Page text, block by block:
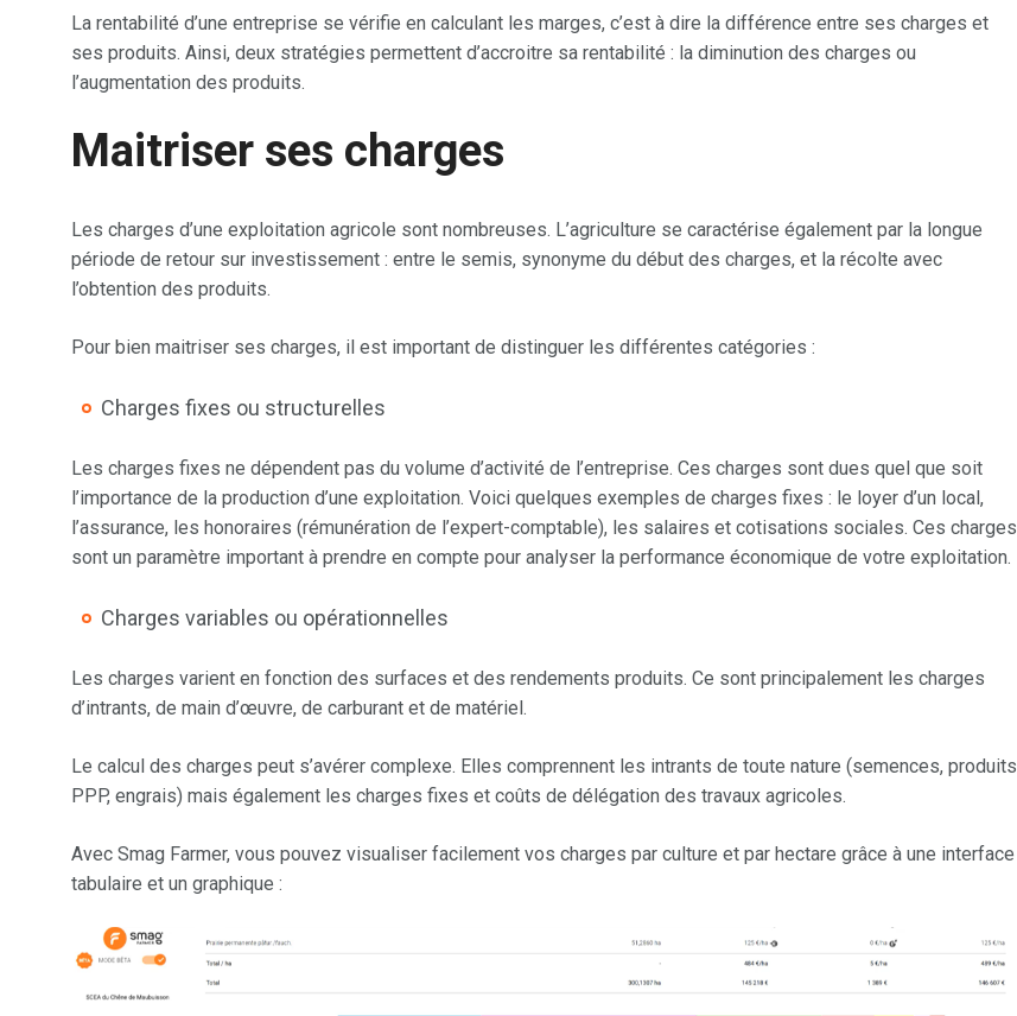
La rentabilité d’une entreprise se vérifie en calculant les marges, c’est à dire la différence entre ses charges et
ses produits. Ainsi, deux stratégies permettent d’accroitre sa rentabilité : la diminution des charges ou
l’augmentation des produits.
Maitriser ses charges
Les charges d’une exploitation agricole sont nombreuses. L’agriculture se caractérise également par la longue
période de retour sur investissement : entre le semis, synonyme du début des charges, et la récolte avec
l’obtention des produits.
Pour bien maitriser ses charges, il est important de distinguer les différentes catégories :
Charges fixes ou structurelles
Les charges fixes ne dépendent pas du volume d’activité de l’entreprise. Ces charges sont dues quel que soit
l’importance de la production d’une exploitation. Voici quelques exemples de charges fixes : le loyer d’un local,
l’assurance, les honoraires (rémunération de l’expert-comptable), les salaires et cotisations sociales. Ces charges
sont un paramètre important à prendre en compte pour analyser la performance économique de votre exploitation.
Charges variables ou opérationnelles
Les charges varient en fonction des surfaces et des rendements produits. Ce sont principalement les charges
d’intrants, de main d’œuvre, de carburant et de matériel.
Le calcul des charges peut s’avérer complexe. Elles comprennent les intrants de toute nature (semences, produits
PPP, engrais) mais également les charges fixes et coûts de délégation des travaux agricoles.
Avec Smag Farmer, vous pouvez visualiser facilement vos charges par culture et par hectare grâce à une interface
tabulaire et un graphique :